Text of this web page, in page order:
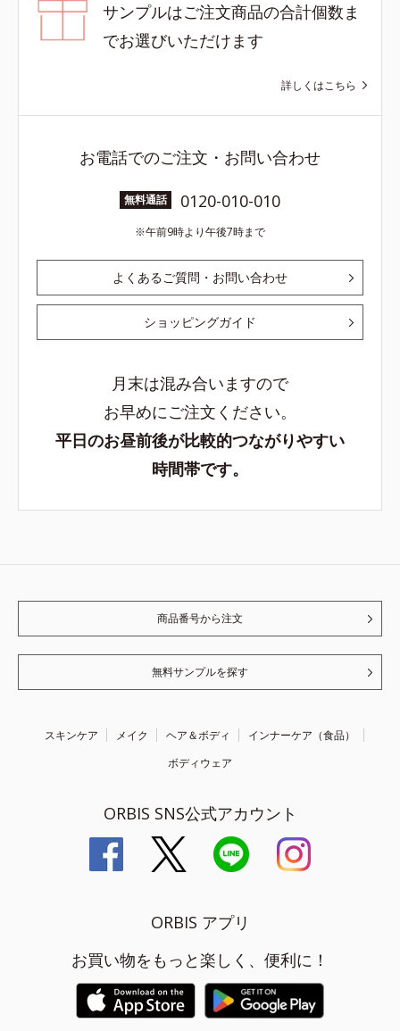
サンプルはご注文商品の合計個数ま
でお選びいただけます
詳しくはこちら
お電話でのご注文・お問い合わせ
無料通話 0120-010-010
午前9時より午後7時まで
よくあるご質問・お問い合わせ
ショッピングガイド
月末は混み合いますので
お早めにご注文ください。
平日のお昼前後が比較的つながりやすい
時間帯です。
商品番号から注文
無料サンプルを探す
スキンケア メイク ヘア＆ボディ
インナーケア（食品）
ボディウェア
ORBIS SNS公式アカウント
ORBIS アプリ
お買い物をもっと楽しく、便利に！